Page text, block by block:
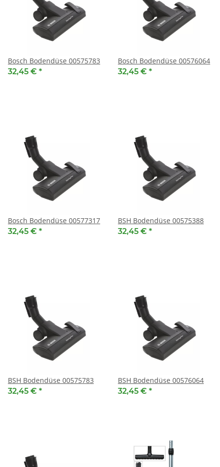
Bosch Bodendüse 00575783
32,45 € *
Bosch Bodendüse 00576064
32,45 € *
Bosch Bodendüse 00577317
32,45 € *
BSH Bodendüse 00575388
32,45 € *
BSH Bodendüse 00575783
32,45 € *
BSH Bodendüse 00576064
32,45 € *